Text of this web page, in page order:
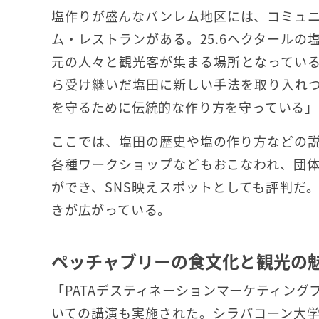
塩作りが盛んなバンレム地区には、コミュ
ム・レストランがある。25.6ヘクタールの
元の人々と観光客が集まる場所となってい
ら受け継いだ塩田に新しい手法を取り入れ
を守るために伝統的な作り方を守っている
ここでは、塩田の歴史や塩の作り方などの
各種ワークショップなどもおこなわれ、団
ができ、SNS映えスポットとしても評判だ
きが広がっている。
ペッチャブリーの食文化と観光の
「PATAデスティネーションマーケティン
いての講演も実施された。シラパコーン大